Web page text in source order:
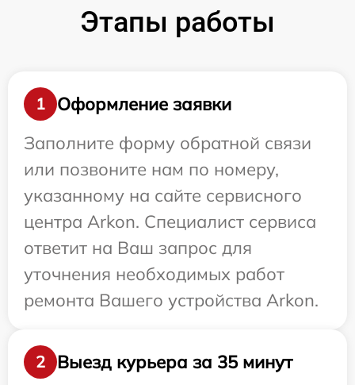
Этапы работы
1
Оформление заявки
Заполните форму обратной связи
или позвоните нам по номеру,
указанному на сайте сервисного
центра Arkon. Специалист сервиса
ответит на Ваш запрос для
уточнения необходимых работ
ремонта Вашего устройства Arkon.
2 Выезд курьера за 35 минут